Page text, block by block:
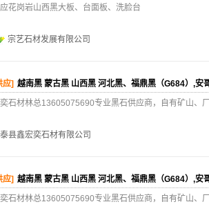
花岗岩山西黑大板、台面板、洗脸台
宗艺石材发展有限公司
应] 越南黑 蒙古黑 山西黑 河北黑、福鼎黑（G684）,安
石材林总13605075690专业黑石供应商，自有矿山、
县鑫宏奕石材有限公司
应] 越南黑 蒙古黑 山西黑 河北黑、福鼎黑（G684）,安
石材林总13605075690专业黑石供应商，自有矿山、